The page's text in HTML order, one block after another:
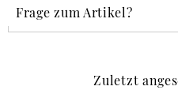
Frage zum Artikel?
Zuletzt